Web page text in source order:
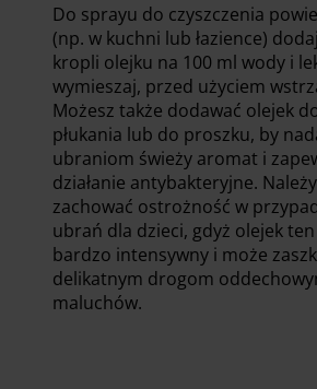
Do sprayu do czyszczenia
(np. w kuchni lub łazience)
kropli olejku na 100 ml wody i
wymieszaj, przed użyciem
Możesz także dodawać olejek
płukania lub do proszku, by
ubraniom świeży aromat i
działanie antybakteryjne.
zachować ostrożność w
ubrań dla dzieci, gdyż olejek
bardzo intensywny i może
delikatnym drogom
maluchów.